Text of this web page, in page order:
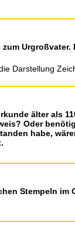
Urgroßvater.
Darstellung
älter als
Oder
habe,
Stempeln im